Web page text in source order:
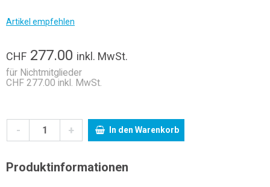
Artikel empfehlen
CHF 277.00 inkl. MwSt.
für Nichtmitglieder
CHF 277.00 inkl. MwSt.
- + In den Warenkorb
Produktinformationen